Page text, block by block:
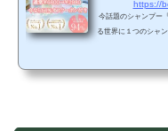
https://
今話題のシャンプー
る世界に１つのシャ
そできる限定特別企